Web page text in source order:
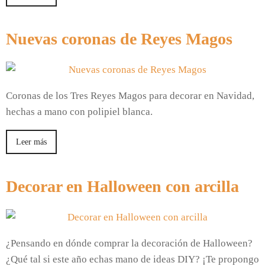
Nuevas coronas de Reyes Magos
Coronas de los Tres Reyes Magos para decorar en Navidad,
hechas a mano con polipiel blanca.
Leer más
Decorar en Halloween con arcilla
¿Pensando en dónde comprar la decoración de Halloween?
¿Qué tal si este año echas mano de ideas DIY? ¡Te propongo